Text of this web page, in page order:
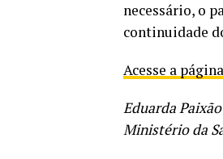
necessário, o
continuidade
Acesse a
Eduarda Paixão
Ministério da